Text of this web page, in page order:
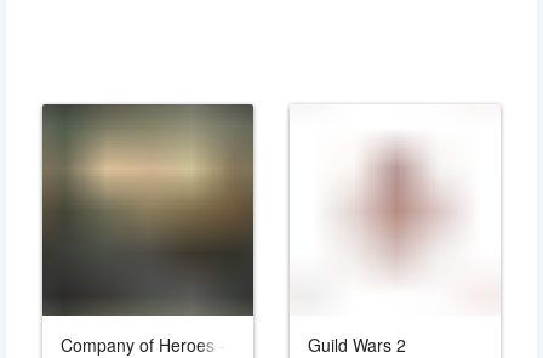
Company of Heroes - All Heroes RiseGuild Wars 2